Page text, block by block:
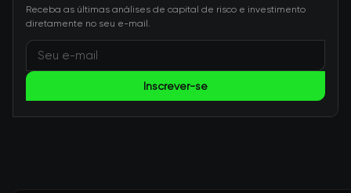
Receba as últimas análises de capital de risco e investimento
diretamente no seu e-mail.
Inscrever-se